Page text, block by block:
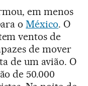
em menos
oMéxico. O
ventos de
de mover
de um avião. O
de 50.000